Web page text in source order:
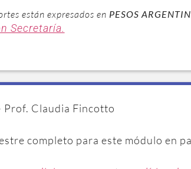
están expresados en PESOS
Secretaría.
Prof. Claudia Fincotto
completo para este módulo en